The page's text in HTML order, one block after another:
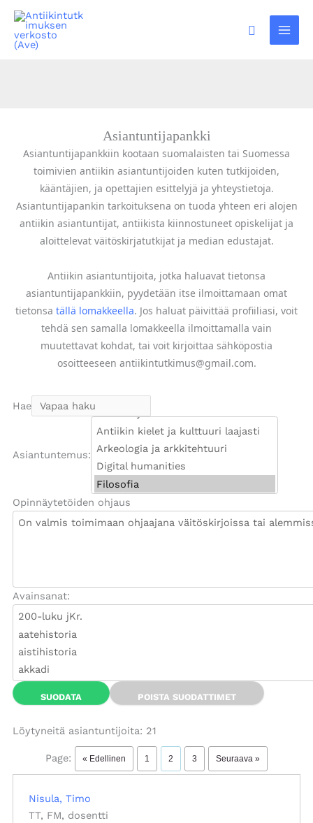
Siirry
sisältöön
Hae
Asiantuntijapankki
Asiantuntijapankkiin kootaan suomalaisten tai Suomessa
toimivien antiikin asiantuntijoiden kuten tutkijoiden,
kääntäjien, ja opettajien esittelyjä ja yhteystietoja.
Asiantuntijapankin tarkoituksena on tuoda yhteen eri alojen
antiikin asiantuntijat, antiikista kiinnostuneet opiskelijat ja
aloittelevat väitöskirjatutkijat ja median edustajat.
Antiikin asiantuntijoita, jotka haluavat tietonsa
asiantuntijapankkiin, pyydetään itse ilmoittamaan omat
tietonsa tällä lomakkeella. Jos haluat päivittää profiiliasi, voit
tehdä sen samalla lomakkeella ilmoittamalla vain
muutettavat kohdat, tai voit kirjoittaa sähköpostia
osoitteeseen antiikintutkimus@gmail.com.
Hae
Asiantuntemus:
Opinnäytetöiden ohjaus
Avainsanat:
Löytyneitä asiantuntijoita: 21
Page: « Edellinen 1 2 3 Seuraava »
Nisula, Timo
TT, FM, dosentti